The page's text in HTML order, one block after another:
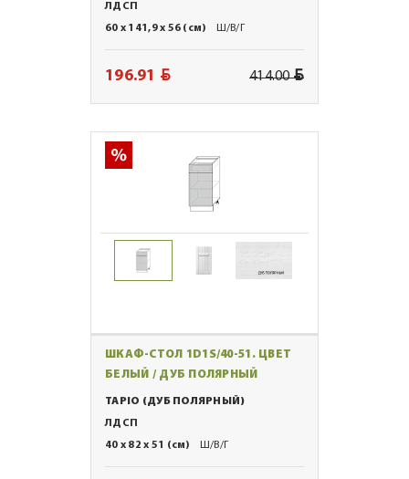
ЛДСП
60 x 141,9 x 56 (см)
Ш/В/Г
196.91 BYN 414.00BYN
ШКАФ-СТОЛ 1D1S/40-51. ЦВЕТ
БЕЛЫЙ / ДУБ ПОЛЯРНЫЙ
TAPIO (ДУБ ПОЛЯРНЫЙ)
ЛДСП
40 x 82 x 51 (см)
Ш/В/Г